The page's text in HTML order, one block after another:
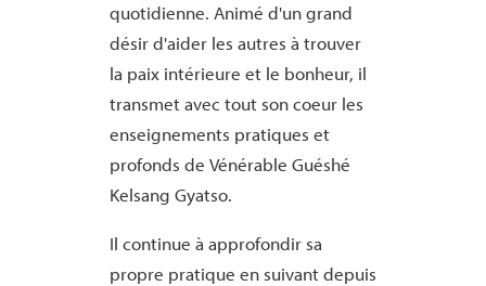
quotidienne. Animé d'un grand
désir d'aider les autres à trouver
la paix intérieure et le bonheur, il
transmet avec tout son coeur les
enseignements pratiques et
profonds de Vénérable Guéshé
Kelsang Gyatso.
Il continue à approfondir sa
propre pratique en suivant depuis